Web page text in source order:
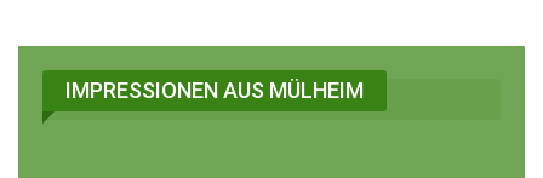
IMPRESSIONEN AUS MÜLHEIM